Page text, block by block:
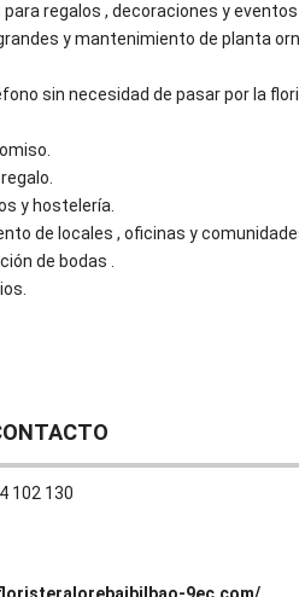
regalos , decoraciones y
y mantenimiento de planta
sin necesidad de pasar por la
y hostelería.
de locales , oficinas y
de bodas .
102 130